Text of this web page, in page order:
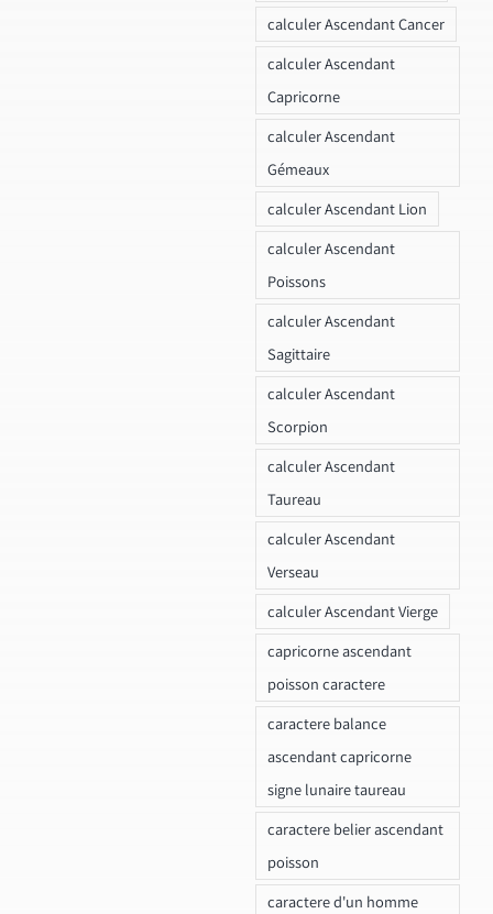
calculer Ascendant Cancer
calculer Ascendant
Capricorne
calculer Ascendant
Gémeaux
calculer Ascendant Lion
calculer Ascendant
Poissons
calculer Ascendant
Sagittaire
calculer Ascendant
Scorpion
calculer Ascendant
Taureau
calculer Ascendant
Verseau
calculer Ascendant Vierge
capricorne ascendant
poisson caractere
caractere balance
ascendant capricorne
signe lunaire taureau
caractere belier ascendant
poisson
caractere d'un homme